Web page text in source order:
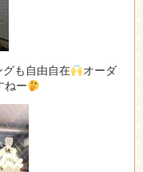
も自由自在
オーダ
ねー